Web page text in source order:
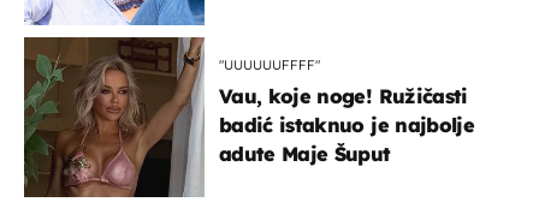
"UUUUUUFFFF"
Vau, koje noge! Ružičasti
badić istaknuo je najbolje
adute Maje Šuput